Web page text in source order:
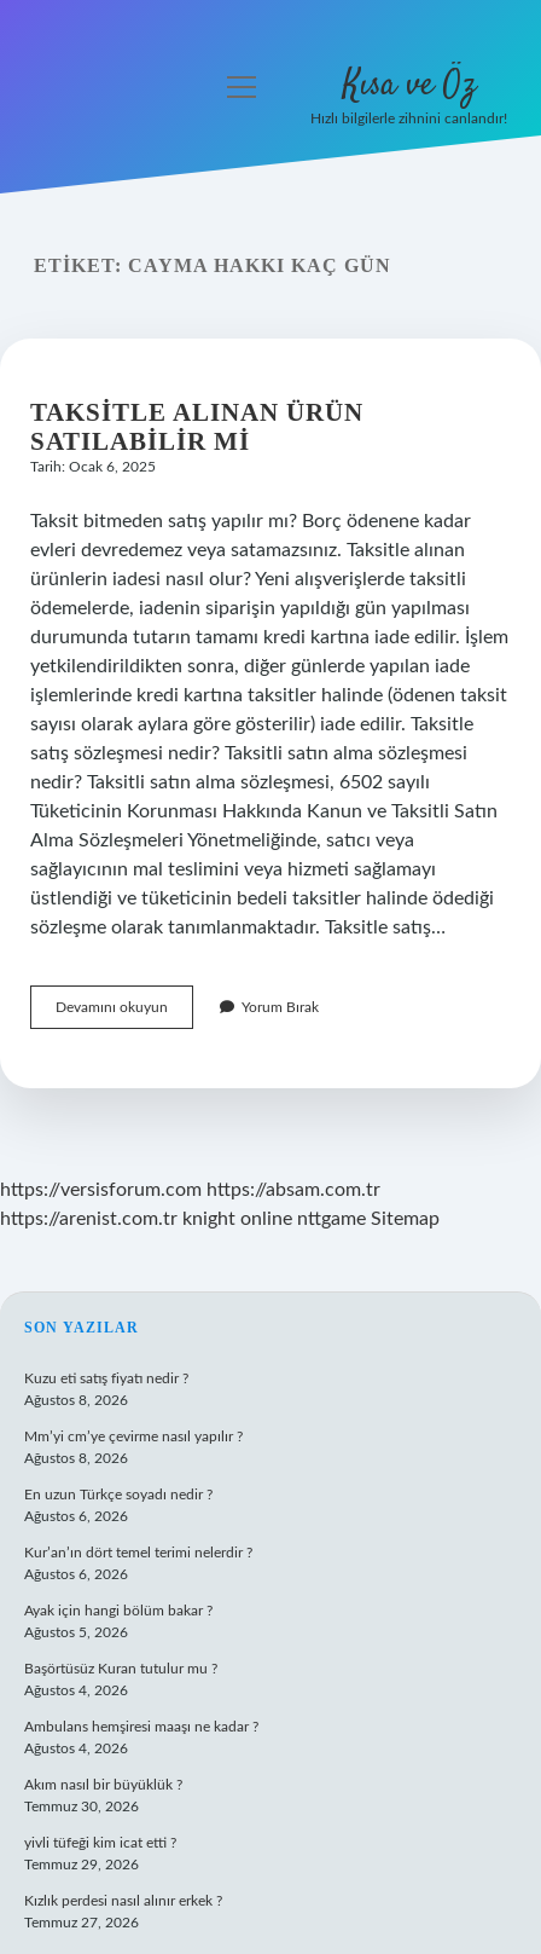
Yasal Uyarı
menüyü
Kısa ve Öz
Hızlı bilgilerle zihnini canlandır!
ETIKET: CAYMA HAKKI KAÇ GÜN
TAKSITLE ALINAN ÜRÜN
SATILABILIR MI
Tarih: Ocak 6, 2025
Taksit bitmeden satış yapılır mı? Borç ödenene kadar
evleri devredemez veya satamazsınız. Taksitle alınan
ürünlerin iadesi nasıl olur? Yeni alışverişlerde taksitli
ödemelerde, iadenin siparişin yapıldığı gün yapılması
durumunda tutarın tamamı kredi kartına iade edilir. İşlem
yetkilendirildikten sonra, diğer günlerde yapılan iade
işlemlerinde kredi kartına taksitler halinde (ödenen taksit
sayısı olarak aylara göre gösterilir) iade edilir. Taksitle
satış sözleşmesi nedir? Taksitli satın alma sözleşmesi
nedir? Taksitli satın alma sözleşmesi, 6502 sayılı
Tüketicinin Korunması Hakkında Kanun ve Taksitli Satın
Alma Sözleşmeleri Yönetmeliğinde, satıcı veya
sağlayıcının mal teslimini veya hizmeti sağlamayı
üstlendiği ve tüketicinin bedeli taksitler halinde ödediği
sözleşme olarak tanımlanmaktadır. Taksitle satış…
Devamını okuyun
Alınan
Mi
Yorum Bırak
https://versisforum.com https://absam.com.tr
https://arenist.com.tr knight online nttgame Sitemap
SIDEBAR
SON YAZILAR
Kuzu eti satış fiyatı nedir ?
Ağustos 8, 2026
Mm’yi cm’ye çevirme nasıl yapılır ?
Ağustos 8, 2026
En uzun Türkçe soyadı nedir ?
Ağustos 6, 2026
Kur’an’ın dört temel terimi nelerdir ?
Ağustos 6, 2026
Ayak için hangi bölüm bakar ?
Ağustos 5, 2026
Başörtüsüz Kuran tutulur mu ?
Ağustos 4, 2026
Ambulans hemşiresi maaşı ne kadar ?
Ağustos 4, 2026
Akım nasıl bir büyüklük ?
Temmuz 30, 2026
yivli tüfeği kim icat etti ?
Temmuz 29, 2026
Kızlık perdesi nasıl alınır erkek ?
Temmuz 27, 2026